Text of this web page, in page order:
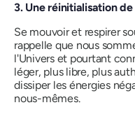
3. Une réinitialisation
Se mouvoir et respirer
rappelle que nous
l'Univers et pourtant
léger, plus libre, plus
dissiper les énergies
nous-mêmes.